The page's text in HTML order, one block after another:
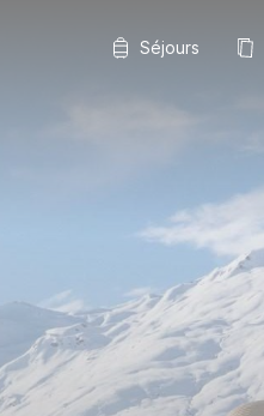
Séjours